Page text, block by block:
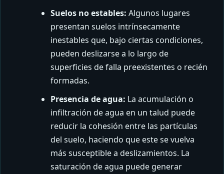
Suelos no estables: Algunos lugares
presentan suelos intrínsecamente
inestables que, bajo ciertas condiciones,
pueden deslizarse a lo largo de
superficies de falla preexistentes o recién
formadas.
Presencia de agua: La acumulación o
infiltración de agua en un talud puede
reducir la cohesión entre las partículas
del suelo, haciendo que este se vuelva
más susceptible a deslizamientos. La
saturación de agua puede generar